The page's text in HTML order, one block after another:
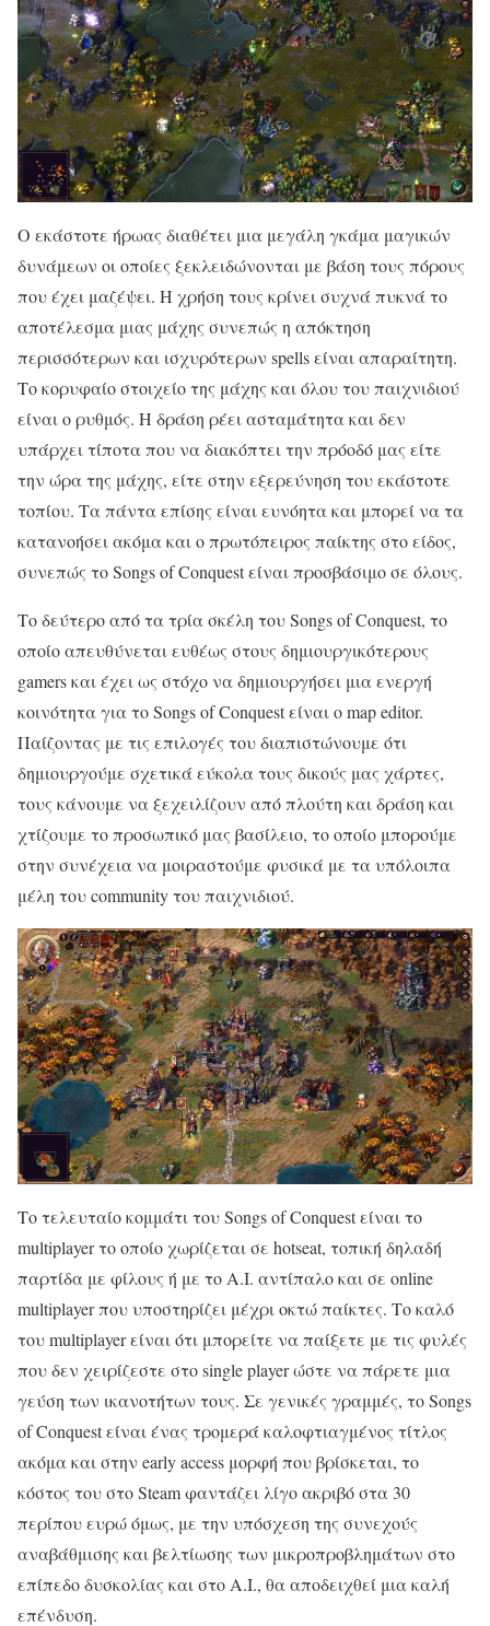
Ο εκάστοτε ήρωας διαθέτει μια μεγάλη γκάμα μαγικών
δυνάμεων οι οποίες ξεκλειδώνονται με βάση τους πόρους
που έχει μαζέψει. Η χρήση τους κρίνει συχνά πυκνά το
αποτέλεσμα μιας μάχης συνεπώς η απόκτηση
περισσότερων και ισχυρότερων spells είναι απαραίτητη.
Το κορυφαίο στοιχείο της μάχης και όλου του παιχνιδιού
είναι ο ρυθμός. Η δράση ρέει ασταμάτητα και δεν
υπάρχει τίποτα που να διακόπτει την πρόοδό μας είτε
την ώρα της μάχης, είτε στην εξερεύνηση του εκάστοτε
τοπίου. Τα πάντα επίσης είναι ευνόητα και μπορεί να τα
κατανοήσει ακόμα και ο πρωτόπειρος παίκτης στο είδος,
συνεπώς το Songs of Conquest είναι προσβάσιμο σε όλους.
Το δεύτερο από τα τρία σκέλη του Songs of Conquest, το
οποίο απευθύνεται ευθέως στους δημιουργικότερους
gamers και έχει ως στόχο να δημιουργήσει μια ενεργή
κοινότητα για το Songs of Conquest είναι ο map editor.
Παίζοντας με τις επιλογές του διαπιστώνουμε ότι
δημιουργούμε σχετικά εύκολα τους δικούς μας χάρτες,
τους κάνουμε να ξεχειλίζουν από πλούτη και δράση και
χτίζουμε το προσωπικό μας βασίλειο, το οποίο μπορούμε
στην συνέχεια να μοιραστούμε φυσικά με τα υπόλοιπα
μέλη του community του παιχνιδιού.
Το τελευταίο κομμάτι του Songs of Conquest είναι το
multiplayer το οποίο χωρίζεται σε hotseat, τοπική δηλαδή
παρτίδα με φίλους ή με το A.I. αντίπαλο και σε online
multiplayer που υποστηρίζει μέχρι οκτώ παίκτες. Το καλό
του multiplayer είναι ότι μπορείτε να παίξετε με τις φυλές
που δεν χειρίζεστε στο single player ώστε να πάρετε μια
γεύση των ικανοτήτων τους. Σε γενικές γραμμές, το Songs
of Conquest είναι ένας τρομερά καλοφτιαγμένος τίτλος
ακόμα και στην early access μορφή που βρίσκεται, το
κόστος του στο Steam φαντάζει λίγο ακριβό στα 30
περίπου ευρώ όμως, με την υπόσχεση της συνεχούς
αναβάθμισης και βελτίωσης των μικροπροβλημάτων στο
επίπεδο δυσκολίας και στο A.I., θα αποδειχθεί μια καλή
επένδυση.